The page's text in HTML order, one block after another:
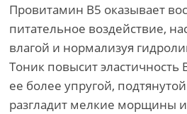
Провитамин В5 оказывает
питательное воздействие,
влагой и нормализуя
Тоник повысит
ее более упругой,
разгладит мелкие морщины и